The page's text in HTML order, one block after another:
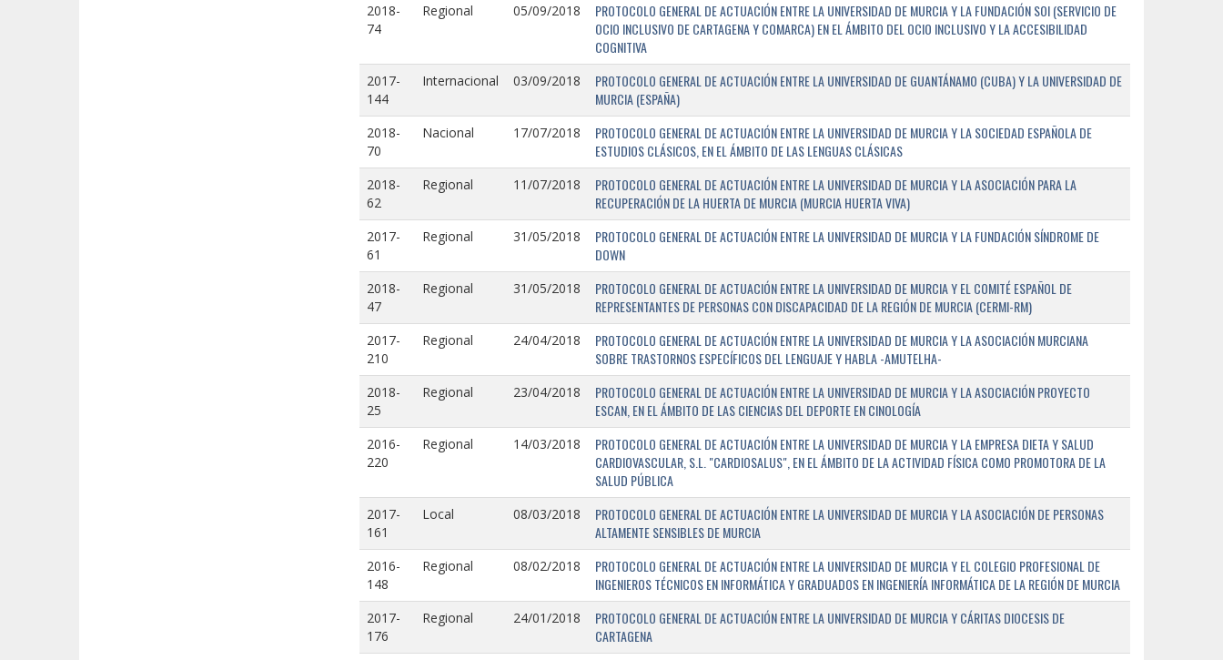
2018-
74
Regional 05/09/2018
PROTOCOLO GENERAL DE ACTUACIÓN ENTRE LA UNIVERSIDAD DE MURCIA Y LA FUNDACIÓN SOI (SERVICIO DE
OCIO INCLUSIVO DE CARTAGENA Y COMARCA) EN EL ÁMBITO DEL OCIO INCLUSIVO Y LA ACCESIBILIDAD
COGNITIVA
2017-
144
Internacional 03/09/2018
PROTOCOLO GENERAL DE ACTUACIÓN ENTRE LA UNIVERSIDAD DE GUANTÁNAMO (CUBA) Y LA UNIVERSIDAD DE
MURCIA (ESPAÑA)
2018-
70
Nacional 17/07/2018
PROTOCOLO GENERAL DE ACTUACIÓN ENTRE LA UNIVERSIDAD DE MURCIA Y LA SOCIEDAD ESPAÑOLA DE
ESTUDIOS CLÁSICOS, EN EL ÁMBITO DE LAS LENGUAS CLÁSICAS
2018-
62
Regional 11/07/2018
PROTOCOLO GENERAL DE ACTUACIÓN ENTRE LA UNIVERSIDAD DE MURCIA Y LA ASOCIACIÓN PARA LA
RECUPERACIÓN DE LA HUERTA DE MURCIA (MURCIA HUERTA VIVA)
2017-
61
Regional 31/05/2018
PROTOCOLO GENERAL DE ACTUACIÓN ENTRE LA UNIVERSIDAD DE MURCIA Y LA FUNDACIÓN SÍNDROME DE
DOWN
2018-
47
Regional 31/05/2018
PROTOCOLO GENERAL DE ACTUACIÓN ENTRE LA UNIVERSIDAD DE MURCIA Y EL COMITÉ ESPAÑOL DE
REPRESENTANTES DE PERSONAS CON DISCAPACIDAD DE LA REGIÓN DE MURCIA (CERMI-RM)
2017-
210
Regional 24/04/2018
PROTOCOLO GENERAL DE ACTUACIÓN ENTRE LA UNIVERSIDAD DE MURCIA Y LA ASOCIACIÓN MURCIANA
SOBRE TRASTORNOS ESPECÍFICOS DEL LENGUAJE Y HABLA -AMUTELHA-
2018-
25
Regional 23/04/2018
PROTOCOLO GENERAL DE ACTUACIÓN ENTRE LA UNIVERSIDAD DE MURCIA Y LA ASOCIACIÓN PROYECTO
ESCAN, EN EL ÁMBITO DE LAS CIENCIAS DEL DEPORTE EN CINOLOGÍA
2016-
220
Regional 14/03/2018
PROTOCOLO GENERAL DE ACTUACIÓN ENTRE LA UNIVERSIDAD DE MURCIA Y LA EMPRESA DIETA Y SALUD
CARDIOVASCULAR, S.L. "CARDIOSALUS", EN EL ÁMBITO DE LA ACTIVIDAD FÍSICA COMO PROMOTORA DE LA
SALUD PÚBLICA
2017-
161
Local 08/03/2018
PROTOCOLO GENERAL DE ACTUACIÓN ENTRE LA UNIVERSIDAD DE MURCIA Y LA ASOCIACIÓN DE PERSONAS
ALTAMENTE SENSIBLES DE MURCIA
2016-
148
Regional 08/02/2018
PROTOCOLO GENERAL DE ACTUACIÓN ENTRE LA UNIVERSIDAD DE MURCIA Y EL COLEGIO PROFESIONAL DE
INGENIEROS TÉCNICOS EN INFORMÁTICA Y GRADUADOS EN INGENIERÍA INFORMÁTICA DE LA REGIÓN DE MURCIA
2017-
176
Regional 24/01/2018
PROTOCOLO GENERAL DE ACTUACIÓN ENTRE LA UNIVERSIDAD DE MURCIA Y CÁRITAS DIOCESIS DE
CARTAGENA